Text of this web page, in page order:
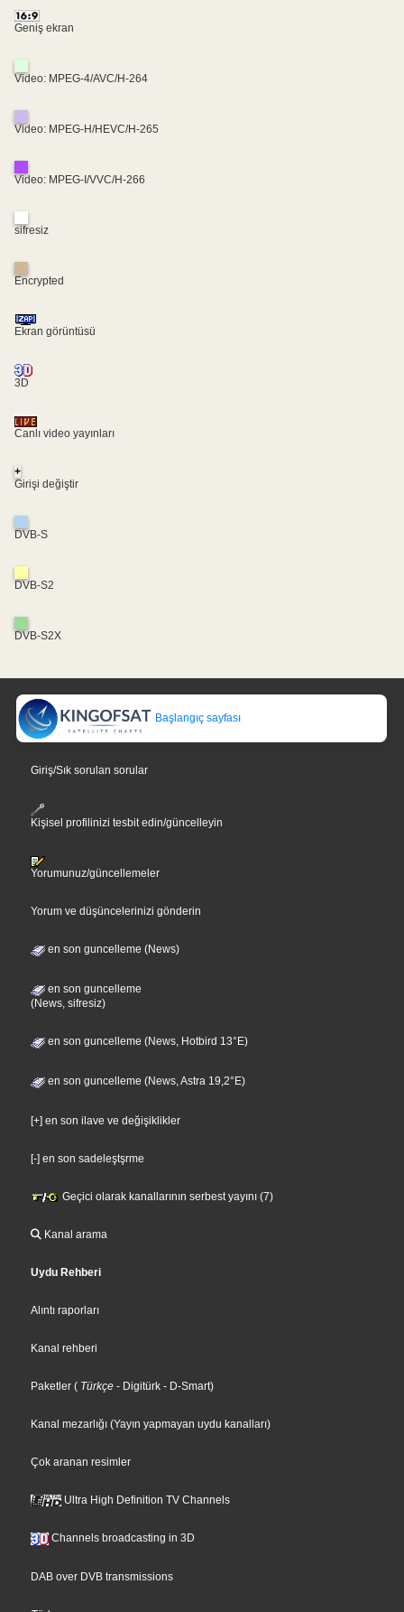
Geniş ekran
Video: MPEG-4/AVC/H-264
Video: MPEG-H/HEVC/H-265
Video: MPEG-I/VVC/H-266
sifresiz
Encrypted
Ekran görüntüsü
3D
Canlı video yayınları
+
Girişi değiştir
DVB-S
DVB-S2
DVB-S2X
Başlangıç sayfası
Giriş/Sık sorulan sorular
Kişisel profilinizi tesbit edin/güncelleyin
Yorumunuz/güncellemeler
Yorum ve düşüncelerinizi gönderin
en son guncelleme (News)
en son guncelleme
(News, sifresiz)
en son guncelleme (News, Hotbird 13°E)
en son guncelleme (News, Astra 19,2°E)
[+] en son ilave ve değişiklikler
[-] en son sadeleştşrme
Geçici olarak kanallarının serbest yayını (7)
Kanal arama
Uydu Rehberi
Alıntı raporları
Kanal rehberi
Paketler ( Türkçe - Digitürk - D-Smart)
Kanal mezarlığı (Yayın yapmayan uydu kanalları)
Çok aranan resimler
Ultra High Definition TV Channels
Channels broadcasting in 3D
DAB over DVB transmissions